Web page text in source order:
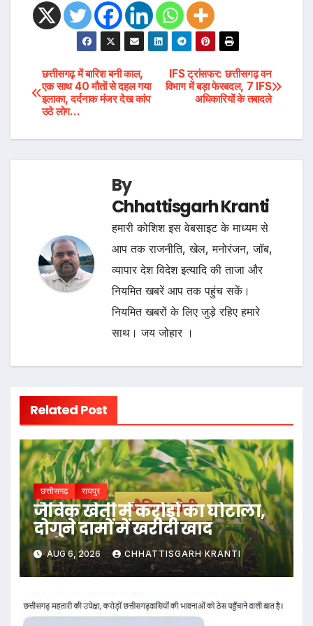
Post
navigation
IFS ट्रांसफर: छत्तीसगढ़ वन
विभाग में बड़ा फेरबदल, 7 IFS
अधिकारियों के तबादले
छत्तीसगढ़ में बारिश बनी काल,
एक साथ 40 मौतों से दहल गया
इलाका, दर्दनाक मंजर देख कांप
उठे लोग…
By
Chhattisgarh Kranti
हमारी कोशिश इस वेबसाइट के माध्यम से
आप तक राजनीति, खेल, मनोरंजन, जॉब,
व्यापार देश विदेश इत्यादि की ताजा और
नियमित खबरें आप तक पहुंच सकें।
नियमित खबरों के लिए जुड़े रहिए हमारे
साथ। जय जोहार ।
Related Post
छत्तीसगढ़ रायपुर
जैविक खेती में करोड़ों का घोटाला,
दोगुने दामों में खरीदी खाद
AUG 6, 2026 CHHATTISGARH KRANTI